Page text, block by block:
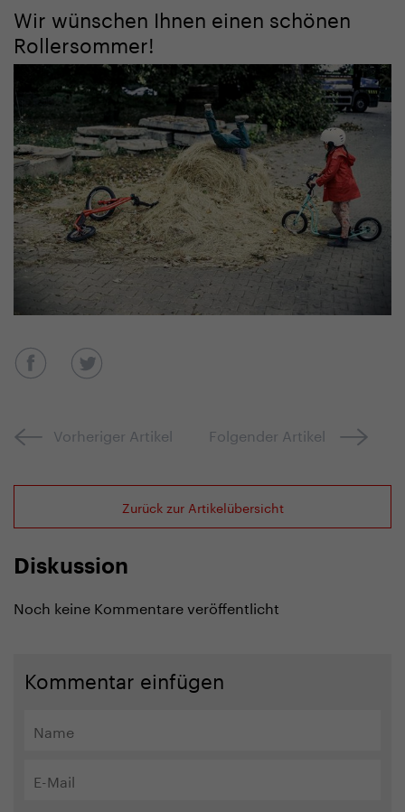
Wir wünschen Ihnen einen schönen
Rollersommer!
Vorheriger Artikel Folgender Artikel
Zurück zur Artikelübersicht
Diskussion
Noch keine Kommentare veröffentlicht
Kommentar einfügen